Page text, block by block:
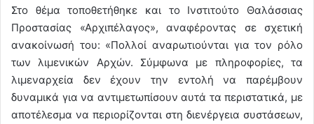
Στο θέμα τοποθετήθηκε και το Ινστιτούτο Θαλάσσιας
Προστασίας «Αρχιπέλαγος», αναφέροντας σε σχετική
ανακοίνωσή του: «Πολλοί αναρωτιούνται για τον ρόλο
των λιμενικών Αρχών. Σύμφωνα με πληροφορίες, τα
λιμεναρχεία δεν έχουν την εντολή να παρέμβουν
δυναμικά για να αντιμετωπίσουν αυτά τα περιστατικά, με
αποτέλεσμα να περιορίζονται στη διενέργεια συστάσεων,